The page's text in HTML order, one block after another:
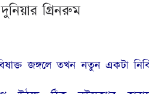
গ্রিনরুম
জঙ্গলে তখন নতুন একটা